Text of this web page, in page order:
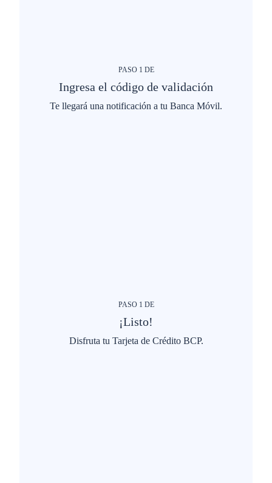
PASO 1 DE
Ingresa el código de validación
Te llegará una notificación a tu Banca Móvil.
PASO 1 DE
¡Listo!
Disfruta tu Tarjeta de Crédito BCP.